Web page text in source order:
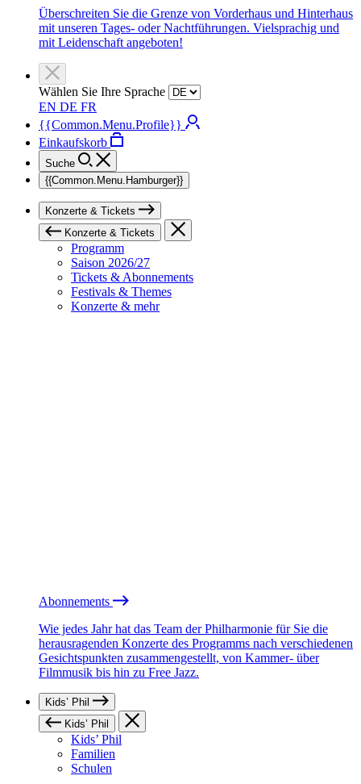
Überschreiten Sie die Grenze von Vorderhaus und Hinterhaus
mit unseren Tages- oder Nachtführungen. Vielsprachig und
mit Leidenschaft angeboten!
Wählen Sie Ihre Sprache
EN DE FR
{{Common.Menu.Profile}}
Einkaufskorb
Suche
{{Common.Menu.Hamburger}}
Konzerte & Tickets
Konzerte & Tickets
Programm
Saison 2026/27
Tickets & Abonnements
Festivals & Themes
Konzerte & mehr
Abonnements
Wie jedes Jahr hat das Team der Philharmonie für Sie die
herausragenden Konzerte des Programms nach verschiedenen
Gesichtspunkten zusammengestellt, von Kammer- über
Filmmusik bis hin zu Free Jazz.
Kids’ Phil
Kids’ Phil
Kids’ Phil
Familien
Schulen